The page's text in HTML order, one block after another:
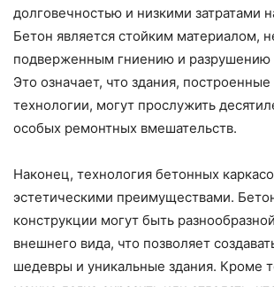
долговечностью и низкими затратами
Бетон является стойким материалом,
подверженным гниению и разрушению
Это означает, что здания, построенные
технологии, могут прослужить
особых ремонтных вмешательств.
Наконец, технология бетонных
эстетическими преимуществами.
конструкции могут быть
внешнего вида, что позволяет
шедевры и уникальные здания. Кроме